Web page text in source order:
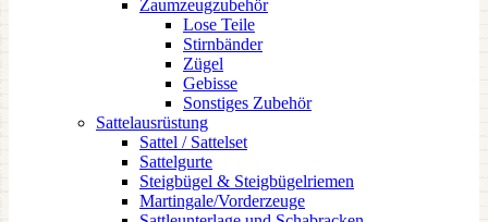
Zaumzeugzubehör
Lose Teile
Stirnbänder
Zügel
Gebisse
Sonstiges Zubehör
Sattelausrüstung
Sattel / Sattelset
Sattelgurte
Steigbügel & Steigbügelriemen
Martingale/Vorderzeuge